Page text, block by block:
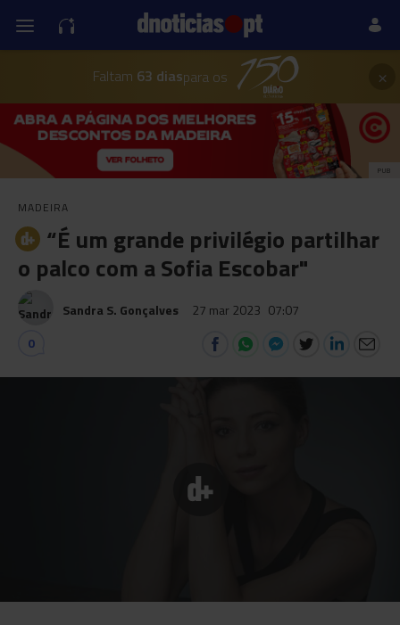
Faltam 63 diaspara os ×
PUB
MADEIRA
“É um grande privilégio partilhar
o palco com a Sofia Escobar"
Sandra S. Gonçalves 27 mar 2023 07:07
0